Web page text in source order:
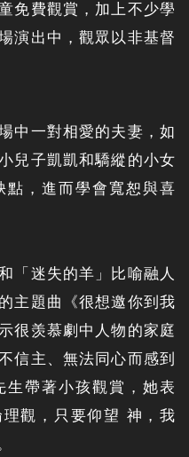
免費觀賞，加上不少學
演出中，觀眾以非基督
中一對相愛的夫妻，如
兒子凱凱和驕縱的小女
點，進而學會寬恕與喜
「迷失的羊」比喻融人
主題曲《很想邀你到我
很羡慕劇中人物的家庭
信主、無法同心而感到
帶著小孩觀賞，她表
觀，只要仰望 神，我